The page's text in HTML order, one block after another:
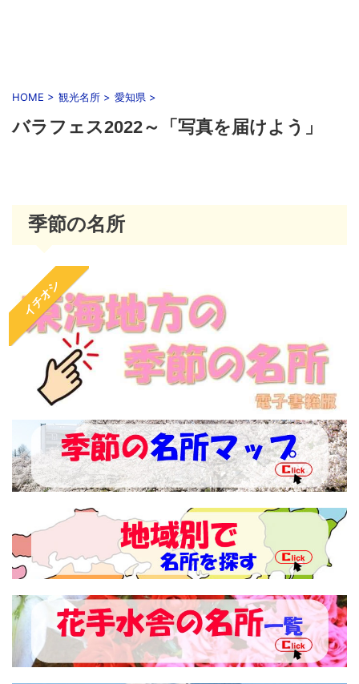
HOME > 観光名所 > 愛知県 >
バラフェス2022～「写真を届けよう」
季節の名所
イチオシ